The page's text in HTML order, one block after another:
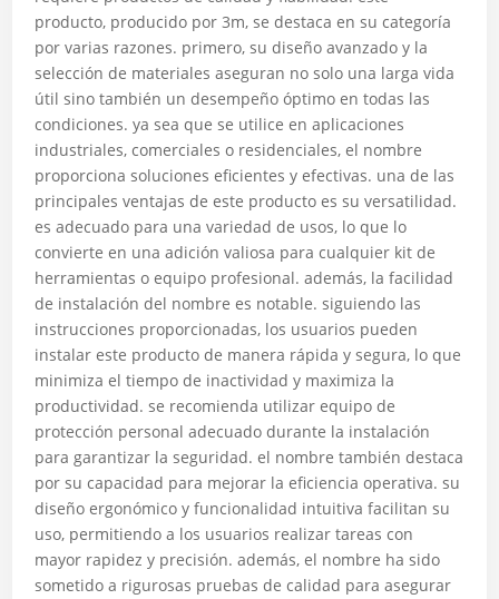
producto, producido por 3m, se destaca en su categoría
por varias razones. primero, su diseño avanzado y la
selección de materiales aseguran no solo una larga vida
útil sino también un desempeño óptimo en todas las
condiciones. ya sea que se utilice en aplicaciones
industriales, comerciales o residenciales, el nombre
proporciona soluciones eficientes y efectivas. una de las
principales ventajas de este producto es su versatilidad.
es adecuado para una variedad de usos, lo que lo
convierte en una adición valiosa para cualquier kit de
herramientas o equipo profesional. además, la facilidad
de instalación del nombre es notable. siguiendo las
instrucciones proporcionadas, los usuarios pueden
instalar este producto de manera rápida y segura, lo que
minimiza el tiempo de inactividad y maximiza la
productividad. se recomienda utilizar equipo de
protección personal adecuado durante la instalación
para garantizar la seguridad. el nombre también destaca
por su capacidad para mejorar la eficiencia operativa. su
diseño ergonómico y funcionalidad intuitiva facilitan su
uso, permitiendo a los usuarios realizar tareas con
mayor rapidez y precisión. además, el nombre ha sido
sometido a rigurosas pruebas de calidad para asegurar